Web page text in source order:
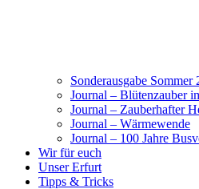
Sonderausgabe Sommer
Journal – Blütenzauber
Journal – Zauberhafter
Journal – Wärmewende
Journal – 100 Jahre
Wir für euch
Unser Erfurt
Tipps & Tricks